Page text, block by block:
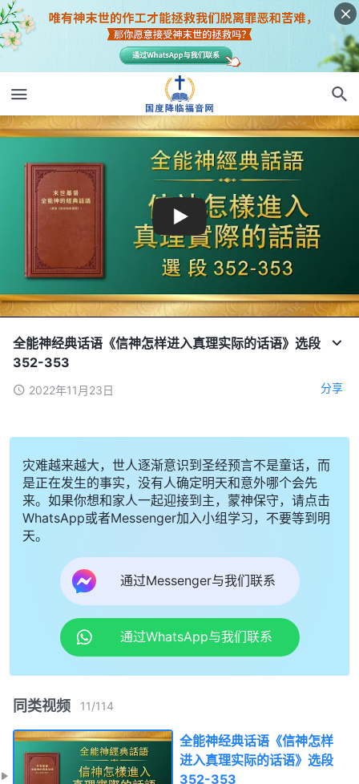
全能神经典话语《信神怎样进入真理实际的话语》选段
352-353
2022年11月23日 分享
灾难越来越大，世人逐渐意识到圣经预言不是童话，而
是正在发生的事实，没有人确定明天和意外哪个会先
来。如果你想和家人一起迎接到主，蒙神保守，请点击
WhatsApp或者Messenger加入小组学习，不要等到明
天。
通过Messenger与我们联系
通过WhatsApp与我们联系
同类视频 11/114
全能神经典话语《信神怎样
进入真理实际的话语》选段
352-353